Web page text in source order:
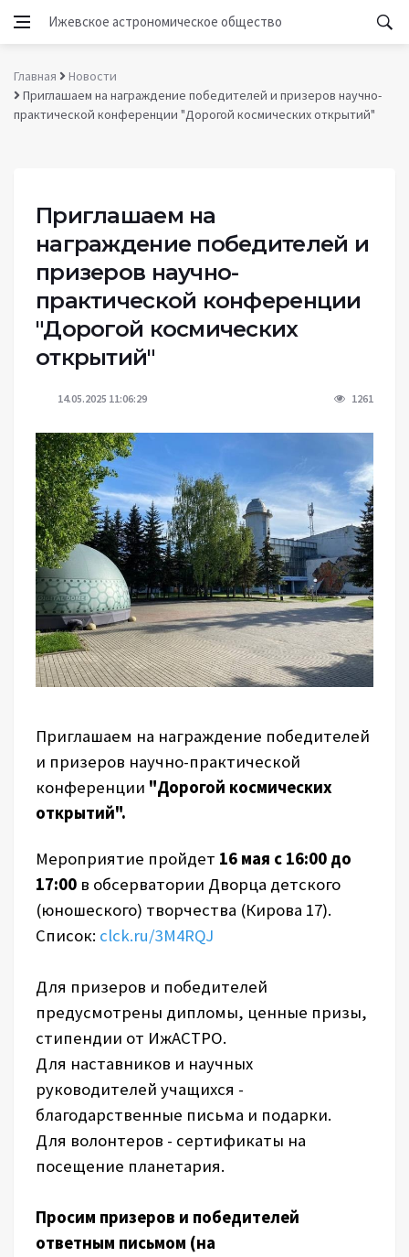
Ижевское астрономическое общество
Главная
Новости
Приглашаем на награждение победителей и призеров научно-
практической конференции "Дорогой космических открытий"
Приглашаем на
награждение победителей и
призеров научно-
практической конференции
"Дорогой космических
открытий"
14.05.2025 11:06:29 1261
Приглашаем на награждение победителей
и призеров научно-практической
конференции "Дорогой космических
открытий".
Мероприятие пройдет 16 мая с 16:00 до
17:00 в обсерватории Дворца детского
(юношеского) творчества (Кирова 17).
Список: clck.ru/3M4RQJ
Для призеров и победителей
предусмотрены дипломы, ценные призы,
стипендии от ИжАСТРО.
Для наставников и научных
руководителей учащихся -
благодарственные письма и подарки.
Для волонтеров - сертификаты на
посещение планетария.
Просим призеров и победителей
ответным письмом (на